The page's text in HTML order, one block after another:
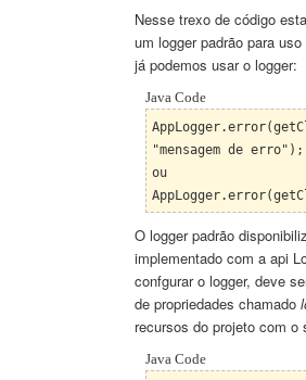
Nesse trexo de código
um logger padrão para
já podemos usar o logger:
Java Code
"mensagem de erro");
ou
O logger padrão
implementado com a api
confgurar o logger, deve
de propriedades chamado
recursos do projeto com o
Java Code